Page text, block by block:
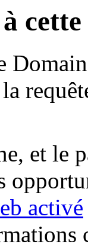
et le
activé